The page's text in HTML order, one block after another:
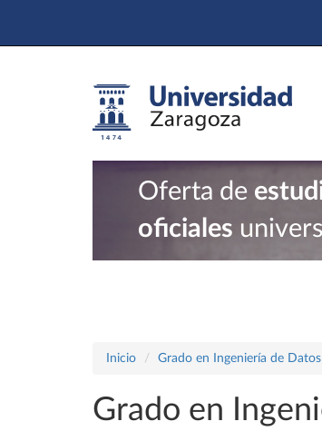
Oferta de
oficiales
Inicio Grado en Ingeniería de
Grado en